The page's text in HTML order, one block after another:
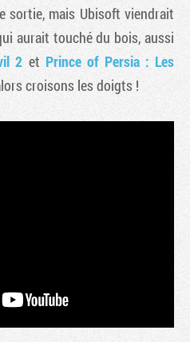
sortie, mais Ubisoft viendrait
aurait touché du bois, aussi
2 et Prince of Persia : Les
croisons les doigts !